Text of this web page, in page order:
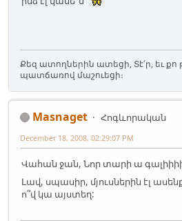
Քեզ ատողներին ատեցի, Տէ՛ր, եւ քո
պատճառով մաշուեցի։
Masnaget
Հոգևորական
December 18, 2008, 02:29:07 PM
Վահան ջան, Նոր տարի ա
Լավ, սպասիր, մյուսներին էլ
ո՞վ կա այստեղ: